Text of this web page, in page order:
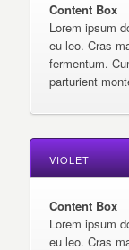
Content Box
Lorem ipsum
eu leo. Cras
fermentum.
parturient
VIOLET
Content Box
Lorem ipsum
eu leo. Cras